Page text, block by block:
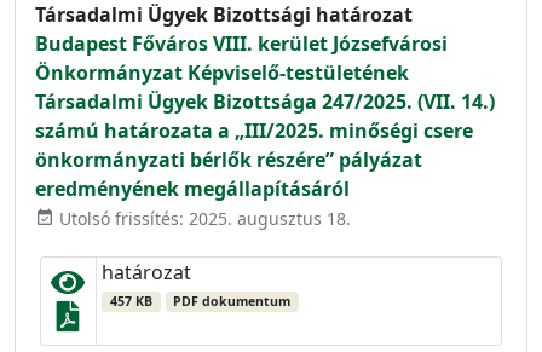
Társadalmi Ügyek Bizottsági határozat
Budapest Főváros VIII. kerület Józsefvárosi
Önkormányzat Képviselő-testületének
Társadalmi Ügyek Bizottsága 247/2025. (VII. 14.)
számú határozata a „III/2025. minőségi csere
önkormányzati bérlők részére” pályázat
eredményének megállapításáról
event_available Utolsó frissítés: 2025. augusztus 18.
határozat
457 KB PDF dokumentum